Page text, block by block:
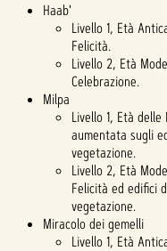
Haab'
Livello 1, Età
Felicità.
Livello 2, Età
Celebrazione.
Milpa
Livello 1, Età
aumentata sugli
vegetazione.
Livello 2, Età
Felicità ed edifici
vegetazione.
Miracolo dei gemelli
Livello 1, Età